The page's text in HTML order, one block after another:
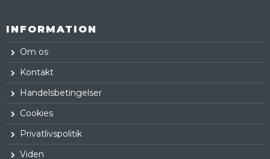
INFORMATION
Om os
Kontakt
Handelsbetingelser
Cookies
Privatlivspolitik
Viden